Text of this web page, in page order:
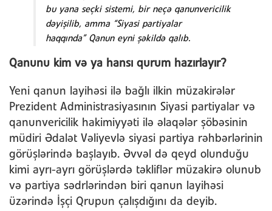
bu yana seçki sistemi, bir neçə qanunvericilik
dəyişilib, amma “Siyasi partiyalar
haqqında” Qanun eyni şəkildə qalıb.
Qanunu kim və ya hansı qurum hazırlayır?
Yeni qanun layihəsi ilə bağlı ilkin müzakirələr
Prezident Administrasiyasının Siyasi partiyalar və
qanunvericilik hakimiyyəti ilə əlaqələr şöbəsinin
müdiri Ədalət Vəliyevlə siyasi partiya rəhbərlərinin
görüşlərində başlayıb. Əvvəl də qeyd olunduğu
kimi ayrı-ayrı görüşlərdə təkliflər müzakirə olunub
və partiya sədrlərindən biri qanun layihəsi
üzərində İşçi Qrupun çalışdığını da deyib.